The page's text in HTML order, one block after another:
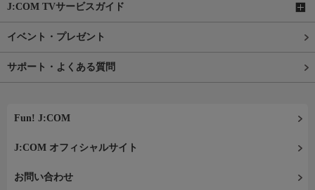
J:COM TVサービスガイド
イベント・プレゼント
サポート・よくある質問
Fun! J:COM
J:COM オフィシャルサイト
お問い合わせ